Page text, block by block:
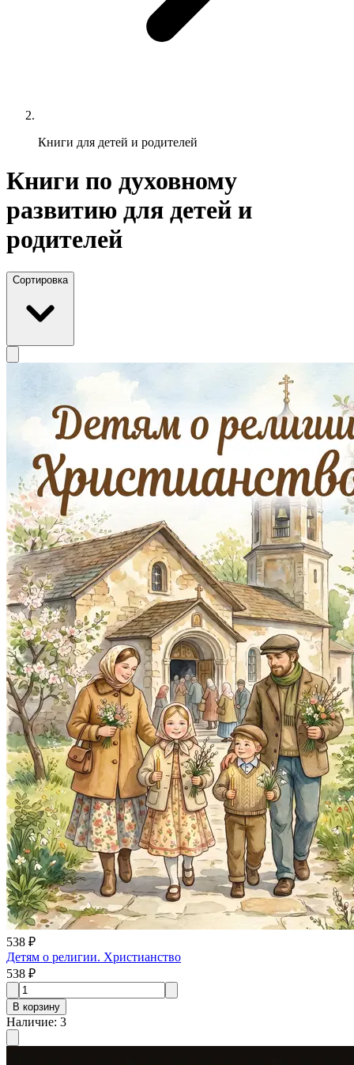
Книги для детей и родителей
Книги по духовному
развитию для детей и
родителей
Сортировка
538 ₽
Детям о религии. Христианство
538 ₽
В корзину
Наличие: 3